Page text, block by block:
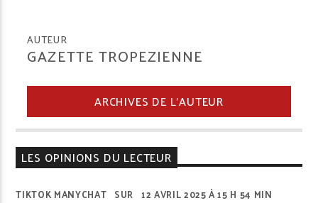
AUTEUR
GAZETTE TROPEZIENNE
ARCHIVES DE L'AUTEUR
LES OPINIONS DU LECTEUR
TIKTOK MANYCHAT SUR12 AVRIL 2025 À 15 H 54 MIN